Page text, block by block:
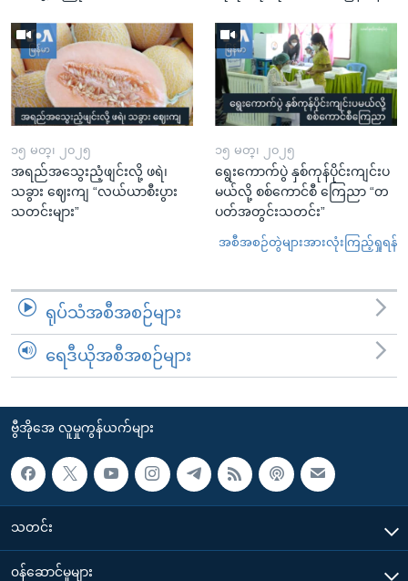
၁၅ မတ္၊ ၂၀၂၅
အရည်အသွေးညံ့ဖျင်းလို့ ဖရဲ၊
သခွား ဈေးကျ “လယ်ယာစီးပွား
သတင်းများ”
၁၅ မတ္၊ ၂၀၂၅
ရွေးကောက်ပွဲ နှစ်ကုန်ပိုင်းကျင်းပ
မယ်လို့ စစ်ကောင်စီ ကြေညာ “တ
ပတ်အတွင်းသတင်း”
အစီအစဉ်တွဲများအားလုံးကြည့်ရှုရန်
ရုပ်သံအစီအစဉ်များ
ရေဒီယိုအစီအစဉ်များ
ဗွီအိုအေ လူမှုကွန်ယက်များ
သတင်း
၀န်ဆောင်မှုများ